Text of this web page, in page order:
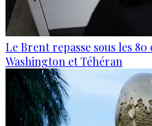
Le Brent repasse sous les
Washington et Téhéran